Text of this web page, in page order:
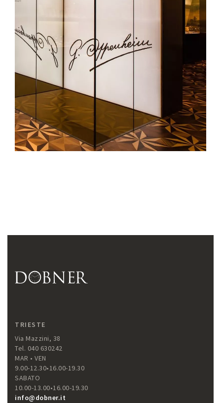
TRIESTE
Via Mazzini, 38
Tel. 040 630242
MAR • VEN
9.00-12.30•16.00-19.30
SABATO
10.00-13.00•16.00-19.30
info@dobner.it